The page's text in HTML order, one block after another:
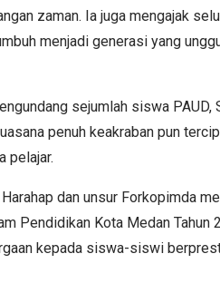
zaman. Ia juga mengajak
menjadi generasi yang
sejumlah siswa PAUD,
penuh keakraban pun
pelajar.
dan unsur Forkopimda
Pendidikan Kota Medan Tahun
kepada siswa-siswi